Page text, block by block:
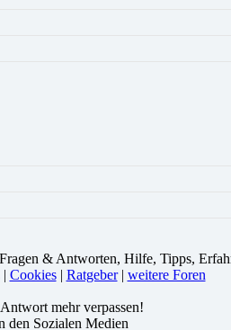
& Antworten, Hilfe, Tipps,
| Cookies| Ratgeber| weitere Foren
mehr verpassen!
den Sozialen Medien